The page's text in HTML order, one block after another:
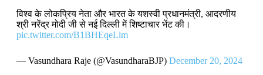
विश्व के लोकप्रिय नेता और भारत के यशस्वी प्रधानमंत्री, आदरणीय
श्री नरेंद्र मोदी जी से नई दिल्ली में शिष्टाचार भेंट की।
pic.twitter.com/B1BHEqeLlm
— Vasundhara Raje (@VasundharaBJP) December 20, 2024